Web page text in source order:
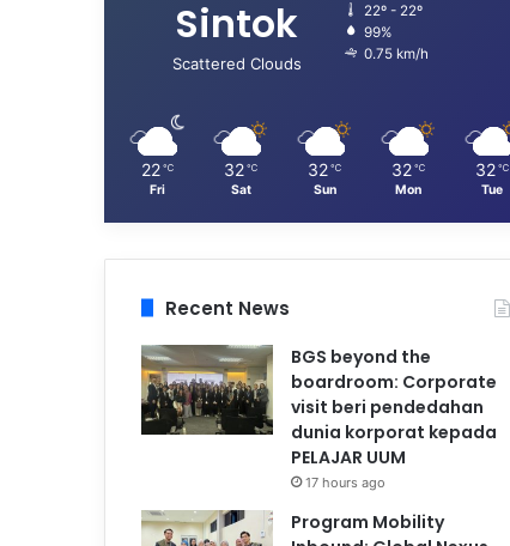
Sintok
Scattered Clouds
22º - 22º
99%
0.75 km/h
22 ℃
Fri
32 ℃
Sat
32 ℃
Sun
32 ℃
Mon
32 ℃
Tue
Recent News
BGS beyond the
boardroom: Corporate
visit beri pendedahan
dunia korporat kepada
PELAJAR UUM
17 hours ago
Program Mobility